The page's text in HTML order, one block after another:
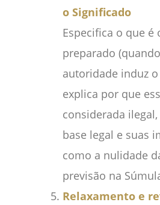
o Significado
Especifica o que é
preparado
autoridade induz
explica por que
considerada
base legal e suas
como a nulidade
previsão na
Relaxamento e